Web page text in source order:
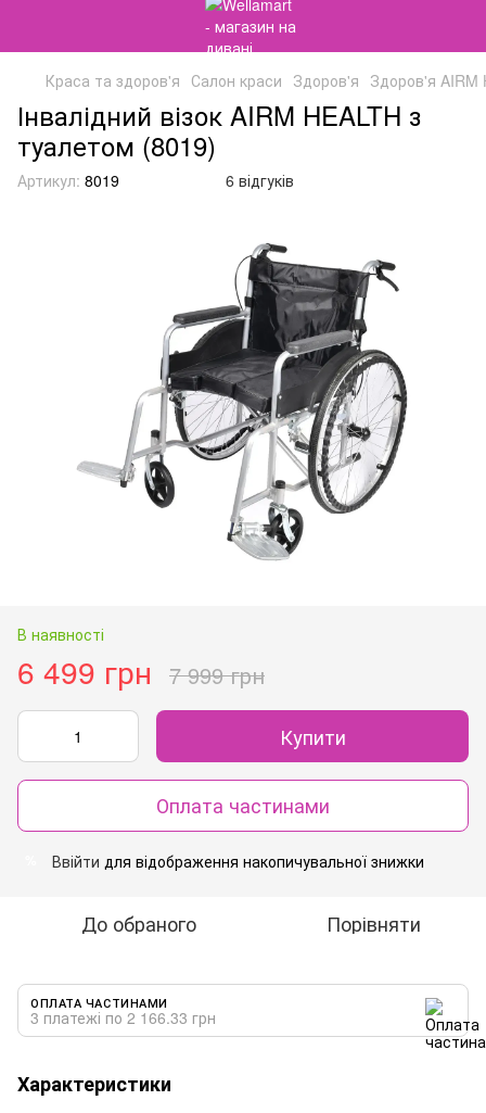
Краса та здоров'я Салон краси Здоров'я Здоров'я AIRM
Інвалідний візок AIRM HEALTH з
туалетом (8019)
Артикул: 8019 6 відгуків
В наявності
6 499 грн 7 999 грн
Купити
Оплата частинами
Ввійти для відображення накопичувальної знижки
До обраного Порівняти
ОПЛАТА ЧАСТИНАМИ
3 платежі по 2 166.33 грн
Характеристики